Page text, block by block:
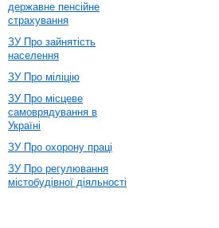
державне пенсійне
страхування
ЗУ Про зайнятість
населення
ЗУ Про міліцію
ЗУ Про місцеве
самоврядування в
Україні
ЗУ Про охорону праці
ЗУ Про регулювання
містобудівної діяльності